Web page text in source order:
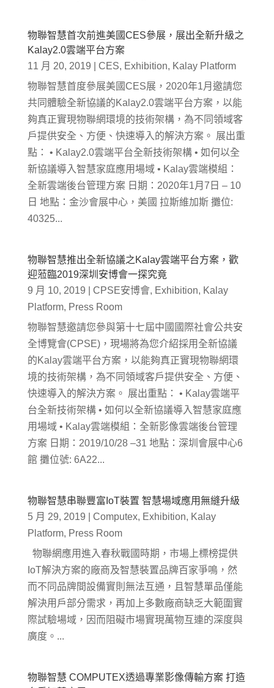
物聯智慧首次前進美國CES參展，展出全新升級之
Kalay2.0雲端平台方案
11 月 20, 2019
CES, Exhibition, Kalay Platform
物聯智慧首度參展美國CES展，2020年1月邀請您
共同體驗全新協議的Kalay2.0雲端平台方案，以能
夠真正實現物聯網環境的技術架構，為不同領域客
戶提供安全、方便、快速導入的解決方案。 展出重
點： • Kalay2.0雲端平台全新技術架構 • 如何以全
新協議導入智慧家庭應用場域 • Kalay雲端模組：
全新雲端後台管理方案 日期：2020年1月7日 – 10
日 地點：金沙會展中心，美國 拉斯維加斯 攤位:
40325...
物聯智慧推出全新協議之Kalay雲端平台方案，歡
迎蒞臨2019深圳安博會一探究竟
9 月 10, 2019
CPSE安博會, Exhibition, Kalay
Platform, Press Room
物聯智慧邀請您參與第十七屆中國國際社會公共安
全博覽會(CPSE)，現場將為您介紹採用全新協議
的Kalay雲端平台方案，以能夠真正實現物聯網環
境的技術架構，為不同領域客戶提供安全、方便、
快速導入的解決方案。 展出重點： • Kalay雲端平
台全新技術架構 • 如何以全新協議導入智慧家庭應
用場域 • Kalay雲端模組：全新影像雲端後台管理
方案 日期：2019/10/28 –31 地點：深圳會展中心6
館 攤位號: 6A22...
物聯智慧串聯豐富IoT裝置 智慧場域應用無縫升級
5 月 29, 2019
Computex, Exhibition, Kalay
Platform, Press Room
物聯網應用進入春秋戰國時期，市場上標榜提供
IoT解決方案的廠商及智慧裝置品牌百家爭鳴，然
而不同品牌間設備實則無法互通，且智慧單品僅能
解決用戶部分需求，再加上多數廠商缺乏大範圍實
際試驗場域，因而阻礙市場實現萬物互連的深度與
廣度。...
物聯智慧 COMPUTEX透過專業影像傳輸方案 打造